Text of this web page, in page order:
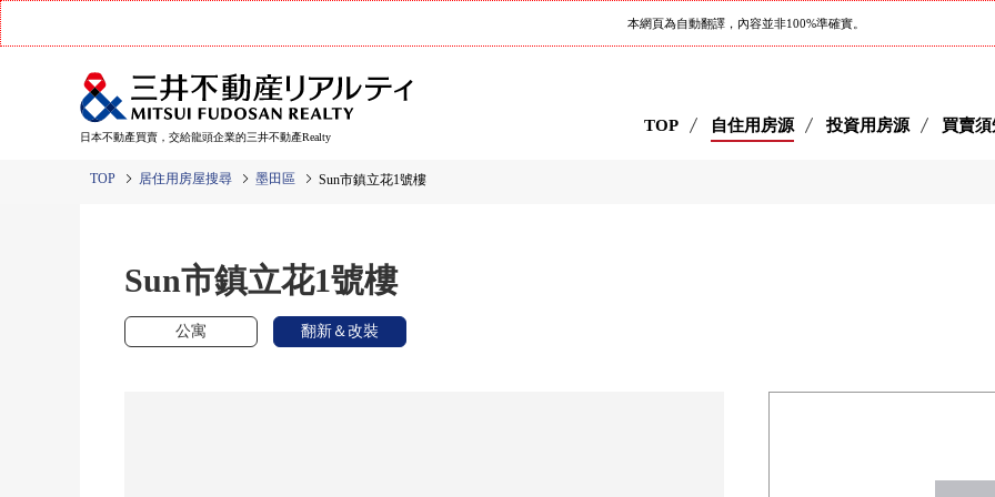
本網頁為自動翻譯，內容並非100%準確實。
日本不動產買賣，交給龍頭企業的三井不動產Realty
TOP 自住用房源 投資用房源 買賣須
TOP 居住用房屋搜尋 墨田區 Sun市鎮立花1號樓
Sun市鎮立花1號樓
公寓 翻新＆改裝